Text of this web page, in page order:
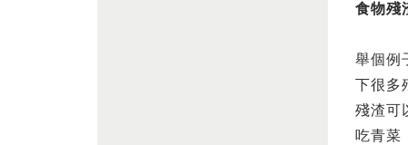
食物殘
舉個例
下很多
殘渣可
吃青菜